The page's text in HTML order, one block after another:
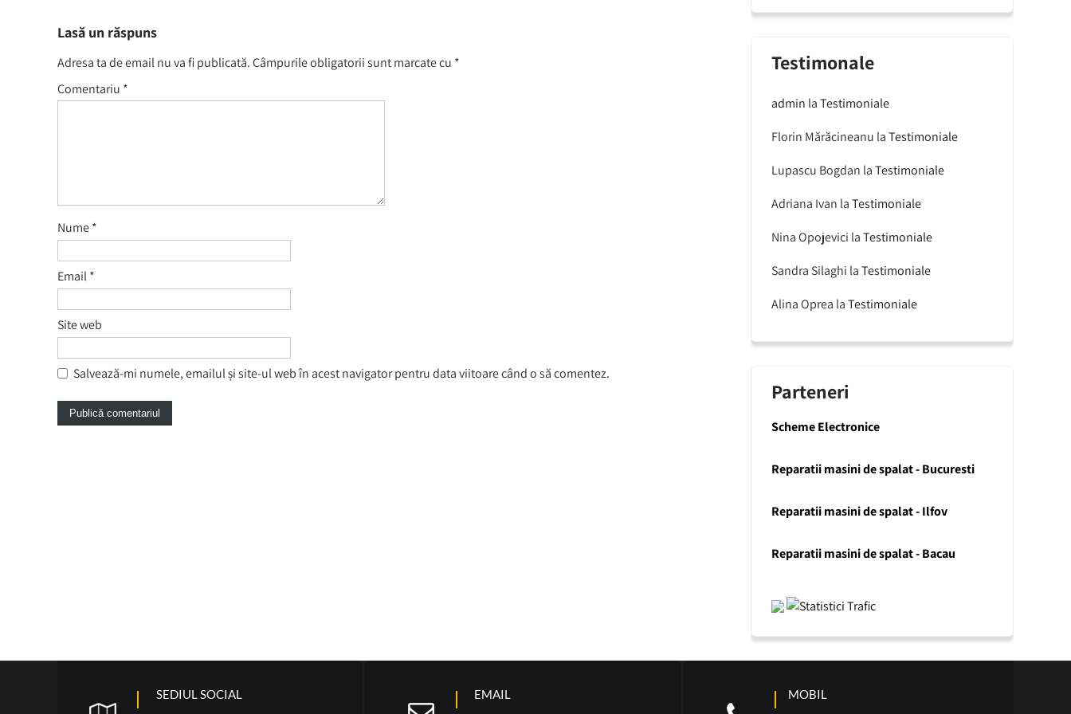
Lasă un răspuns
Adresa ta de email nu va fi publicată.Câmpurile obligatorii sunt marcate cu *
Comentariu *
Nume*
Email*
Site web
Salvează-mi numele, emailul și site-ul web în acest navigator pentru data viitoare când o să comentez.
Testimonale
admin laTestimoniale
Florin Mărăcineanu laTestimoniale
Lupascu Bogdan laTestimoniale
Adriana Ivan laTestimoniale
Nina Opojevici laTestimoniale
Sandra Silaghi laTestimoniale
Alina Oprea laTestimoniale
Parteneri
Scheme Electronice
Reparatii masini de spalat - Bucuresti
Reparatii masini de spalat - Ilfov
Reparatii masini de spalat - Bacau
SEDIUL SOCIAL EMAIL MOBIL